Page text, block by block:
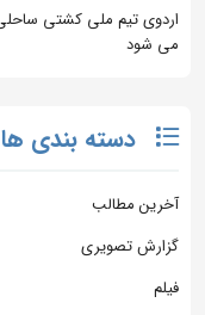
می شود
دسته بندی ها
آخرین مطالب
گزارش تصویری
فیلم